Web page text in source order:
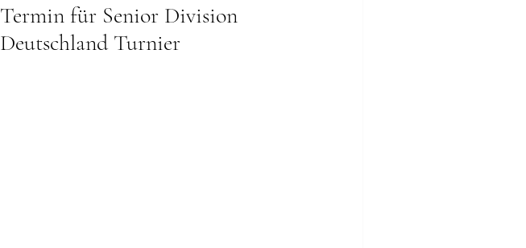
Termin für Senior Division
Deutschland Turnier